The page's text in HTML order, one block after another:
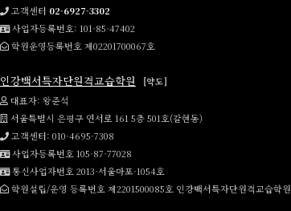
고객센터 02-6927-3302
사업자등록번호: 101-85-47402
학원운영등록번호 제02201700067호
인강백서특자단원격교습학원
[약도]
대표자: 왕준석
서울특별시 은평구 연서로 161 5층 501호(갈현동)
고객센터: 010-4695-7308
사업자등록번호 105-87-77028
통신사업자번호 2013-서울마포-1054호
학원설립/운영 등록번호 제2201500085호 인강백서특자단원격교습학원